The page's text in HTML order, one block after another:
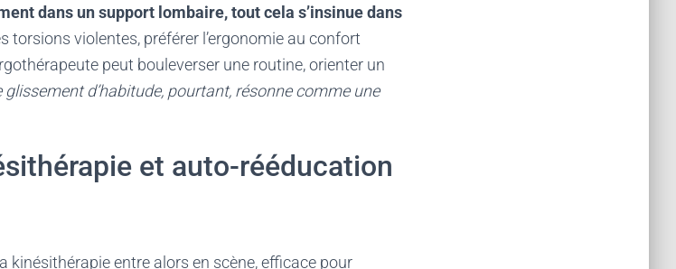
dans un support lombaire, tout cela s’insinue dans
torsions violentes, préférer l’ergonomie au confort
peut bouleverser une routine, orienter un
glissement d’habitude, pourtant, résonne comme une
et auto-rééducation
kinésithérapie entre alors en scène, efficace pour